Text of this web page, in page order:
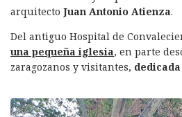
arquitecto Juan Antonio Atienza.
Del antiguo Hospital de
una pequeña iglesia, en parte
zaragozanos y visitantes,